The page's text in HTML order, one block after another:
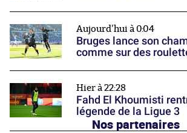
Aujourd'hui à 0:04
Bruges lance son
comme sur des
Hier à 22:28
Fahd El Khoumisti
légende de la Ligue 3
Nos partenaires